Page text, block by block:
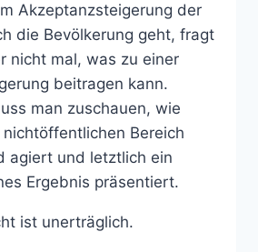
Akzeptanzsteigerung der
die Bevölkerung geht, fragt
nicht mal, was zu einer
beitragen kann.
man zuschauen, wie
Bereich
agiert und letztlich ein
Ergebnis präsentiert.
ist unerträglich.